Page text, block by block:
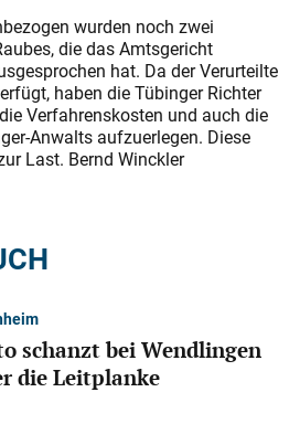
wurden noch zwei
die das Amtsgericht
hat. Da der Verurteilte
haben die Tübinger Richter
Verfahrenskos­ten und auch die
Anwalts aufzuerlegen. Diese
Last. Bernd Winckler
schanzt bei Wendlingen
die Leitplanke